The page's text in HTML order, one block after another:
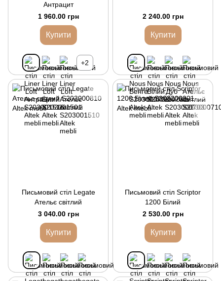
Антрацит
1 960.00 грн
Купити
+2
2 240.00 грн
Купити
Письмовий стіл Legate
Ательє світлий
3 040.00 грн
Купити
Письмовий стіл Scriptor
1200 Білий
2 530.00 грн
Купити